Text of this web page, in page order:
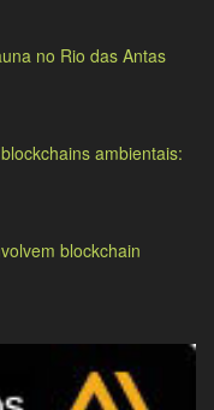
no Rio das Antas
ambientais:
blockchain